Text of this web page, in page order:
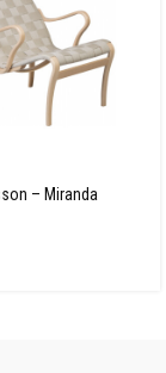
– Miranda